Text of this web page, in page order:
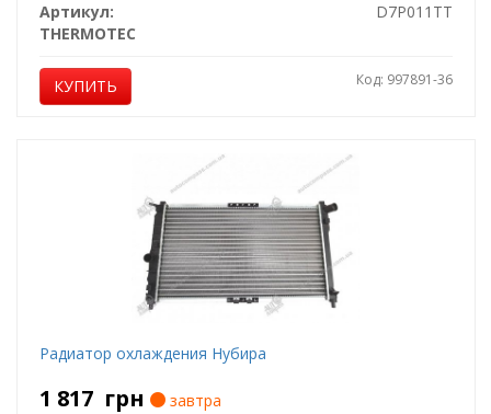
Артикул:
D7P011TT
THERMOTEC
КУПИТЬ Код: 997891-36
Радиатор охлаждения Нубира
1 817 грн
завтра